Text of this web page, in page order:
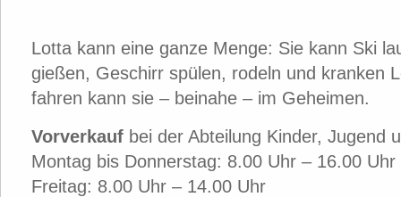
Lotta kann eine ganze Menge: Sie kann Ski
gießen, Geschirr spülen, rodeln und kranken
fahren kann sie – beinahe – im Geheimen.
Vorverkauf bei der Abteilung Kinder, Jugend
Montag bis Donnerstag: 8.00 Uhr – 16.00 Uhr
Freitag: 8.00 Uhr – 14.00 Uhr